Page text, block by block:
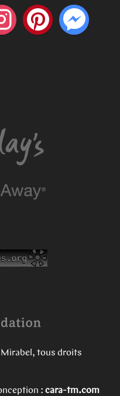
tous droits
: cara-tm.com